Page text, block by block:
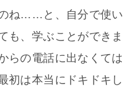
ね……と、自分で使い
も、学ぶことができま
らの電話に出なくては
初は本当にドキドキし